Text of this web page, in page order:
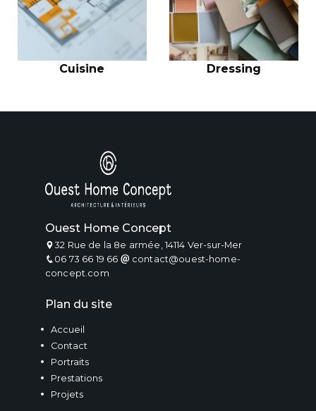
Cuisine Dressing
Ouest Home Concept
32 Rue de la 8e armée, 14114 Ver-sur-Mer
06 73 66 19 66
contact@ouest-home-
concept.com
Plan du site
Accueil
Contact
Portraits
Prestations
Projets